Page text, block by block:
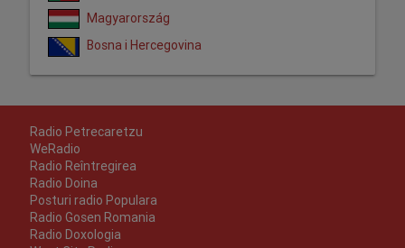
Magyarország
Bosna i Hercegovina
Radio Petrecaretzu
WeRadio
Radio Reîntregirea
Radio Doina
Posturi radio Populara
Radio Gosen Romania
Radio Doxologia